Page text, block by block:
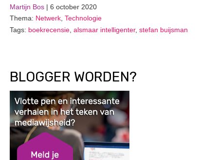
Martijn Bos | 6 october 2020
Thema: Netwerk, Technologie
Tags: boekrecensie, alsmaar intelligenter, stefan buijsman
BLOGGER WORDEN?